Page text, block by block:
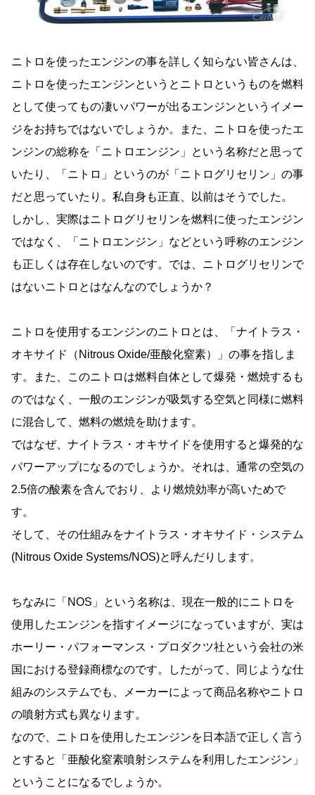
ニトロを使ったエンジンの事を詳しく知らない皆さんは、
ニトロを使ったエンジンというとニトロというものを燃料
として使ってもの凄いパワーが出るエンジンというイメー
ジをお持ちではないでしょうか。また、ニトロを使ったエ
ンジンの総称を「ニトロエンジン」という名称だと思って
いたり、「ニトロ」というのが「ニトログリセリン」の事
だと思っていたり。私自身も正直、以前はそうでした。
しかし、実際はニトログリセリンを燃料に使ったエンジン
ではなく、「ニトロエンジン」などという呼称のエンジン
も正しくは存在しないのです。では、ニトログリセリンで
はないニトロとはなんなのでしょうか？
ニトロを使用するエンジンのニトロとは、「ナイトラス・
オキサイド（Nitrous Oxide/亜酸化窒素）」の事を指しま
す。また、このニトロは燃料自体として爆発・燃焼するも
のではなく、一般のエンジンが吸気する空気と同様に燃料
に混合して、燃料の燃焼を助けます。
ではなぜ、ナイトラス・オキサイドを使用すると爆発的な
パワーアップになるのでしょうか。それは、通常の空気の
2.5倍の酸素を含んでおり、より燃焼効率が高いためで
す。
そして、その仕組みをナイトラス・オキサイド・システム
(Nitrous Oxide Systems/NOS)と呼んだりします。
ちなみに「NOS」という名称は、現在一般的にニトロを
使用したエンジンを指すイメージになっていますが、実は
ホーリー・パフォーマンス・プロダクツ社という会社の米
国における登録商標なのです。したがって、同じような仕
組みのシステムでも、メーカーによって商品名称やニトロ
の噴射方式も異なります。
なので、ニトロを使用したエンジンを日本語で正しく言う
とすると「亜酸化窒素噴射システムを利用したエンジン」
ということになるでしょうか。